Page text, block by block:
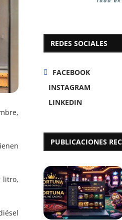
litro,
REDES SOCIALES
FACEBOOK
INSTAGRAM
LINKEDIN
PUBLICACIONES